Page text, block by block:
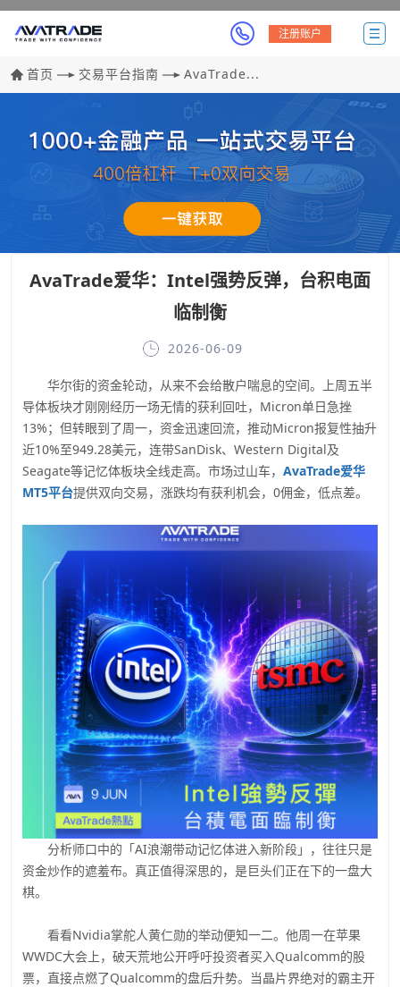
注册账户
首页 交易平台指南 AvaTrade...
AvaTrade爱华：Intel强势反弹，台积电面
临制衡
2026-06-09
华尔街的资金轮动，从来不会给散户喘息的空间。上周五半
导体板块才刚刚经历一场无情的获利回吐，Micron单日急挫
13%；但转眼到了周一，资金迅速回流，推动Micron报复性抽升
近10%至949.28美元，连带SanDisk、Western Digital及
Seagate等记忆体板块全线走高。市场过山车， AvaTrade爱华
MT5平台提供双向交易，涨跌均有获利机会，0佣金，低点差。
分析师口中的「AI浪潮带动记忆体进入新阶段」，往往只是
资金炒作的遮羞布。真正值得深思的，是巨头们正在下的一盘大
棋。
看看Nvidia掌舵人黄仁勋的举动便知一二。他周一在苹果
WWDC大会上，破天荒地公开呼吁投资者买入Qualcomm的股
票，直接点燃了Qualcomm的盘后升势。当晶片界绝对的霸主开